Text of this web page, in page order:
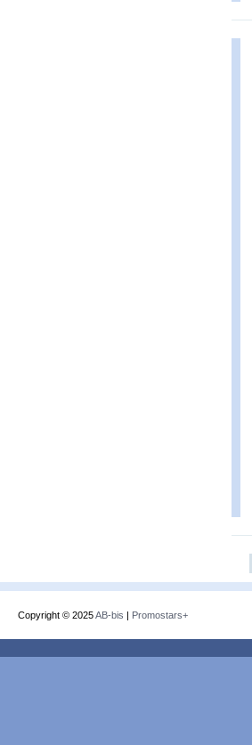
Copyright © 2025AB-bis | Promostars+